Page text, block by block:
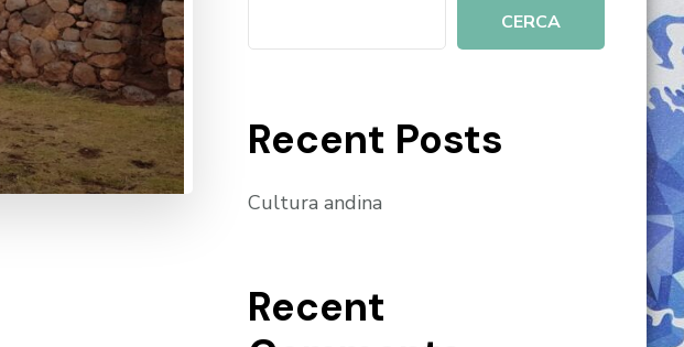
CERCA
Recent Posts
Cultura andina
Recent